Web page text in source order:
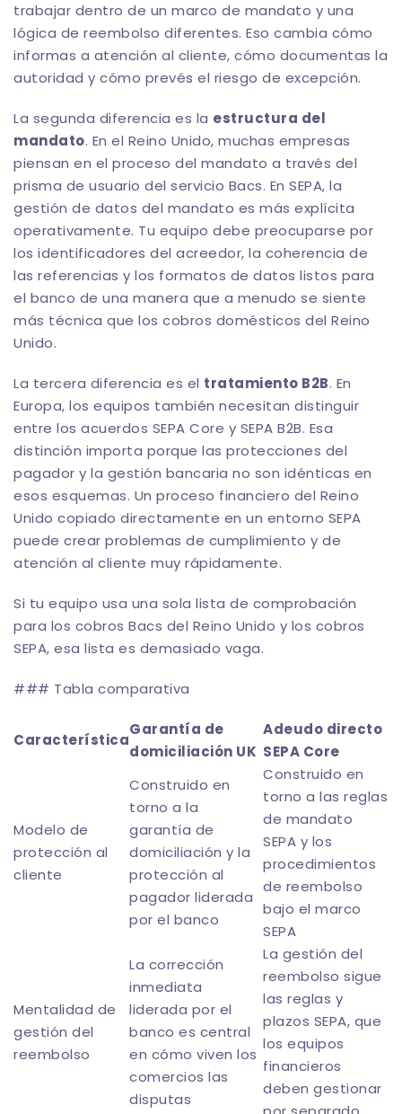
trabajar dentro de un marco de mandato y una
lógica de reembolso diferentes. Eso cambia cómo
informas a atención al cliente, cómo documentas la
autoridad y cómo prevés el riesgo de excepción.
La segunda diferencia es la estructura del
mandato. En el Reino Unido, muchas empresas
piensan en el proceso del mandato a través del
prisma de usuario del servicio Bacs. En SEPA, la
gestión de datos del mandato es más explícita
operativamente. Tu equipo debe preocuparse por
los identificadores del acreedor, la coherencia de
las referencias y los formatos de datos listos para
el banco de una manera que a menudo se siente
más técnica que los cobros domésticos del Reino
Unido.
La tercera diferencia es el tratamiento B2B. En
Europa, los equipos también necesitan distinguir
entre los acuerdos SEPA Core y SEPA B2B. Esa
distinción importa porque las protecciones del
pagador y la gestión bancaria no son idénticas en
esos esquemas. Un proceso financiero del Reino
Unido copiado directamente en un entorno SEPA
puede crear problemas de cumplimiento y de
atención al cliente muy rápidamente.
Si tu equipo usa una sola lista de comprobación
para los cobros Bacs del Reino Unido y los cobros
SEPA, esa lista es demasiado vaga.
### Tabla comparativa
Característica
Garantía de
domiciliación UK
Adeudo directo
SEPA Core
Modelo de
protección al
cliente
Construido en
torno a la
garantía de
domiciliación y la
protección al
pagador liderada
por el banco
Construido en
torno a las reglas
de mandato
SEPA y los
procedimientos
de reembolso
bajo el marco
SEPA
Mentalidad de
gestión del
reembolso
La corrección
inmediata
liderada por el
banco es central
en cómo viven los
comercios las
disputas
La gestión del
reembolso sigue
las reglas y
plazos SEPA, que
los equipos
financieros
deben gestionar